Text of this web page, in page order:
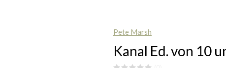
Pete Marsh
Kanal Ed. von 10